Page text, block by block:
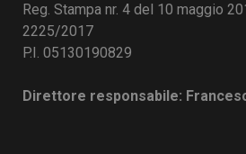
Reg. Stampa nr. 4 del 10 maggio
2225/2017
P.I. 05130190829
Direttore responsabile: